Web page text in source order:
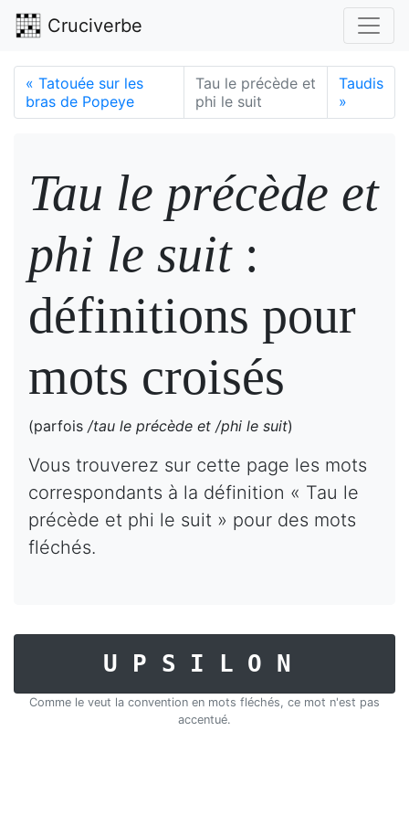
Cruciverbe
« Tatouée sur les
bras de Popeye
Tau le précède et
phi le suit
Taudis
»
Tau le précède et
phi le suit:
définitions pour
mots croisés
(parfois /tau le précède et /phi le suit)
Vous trouverez sur cette page les mots
correspondants à la définition « Tau le
précède et phi le suit » pour des mots
fléchés.
UPSILON
Comme le veut la convention en mots fléchés, ce mot n'est pas
accentué.